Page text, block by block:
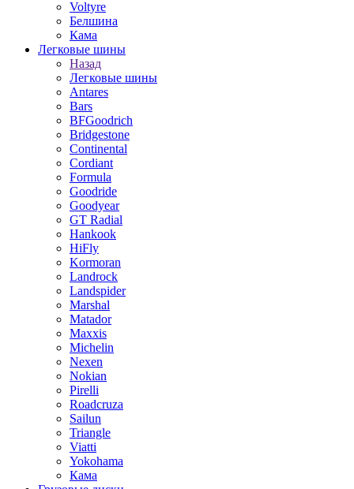
Voltyre
Белшина
Кама
Легковые шины
Назад
Легковые шины
Antares
Bars
BFGoodrich
Bridgestone
Continental
Cordiant
Formula
Goodride
Goodyear
GT Radial
Hankook
HiFly
Kormoran
Landrock
Landspider
Marshal
Matador
Maxxis
Michelin
Nexen
Nokian
Pirelli
Roadcruza
Sailun
Triangle
Viatti
Yokohama
Кама